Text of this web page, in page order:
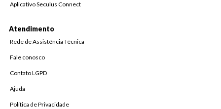
Aplicativo Seculus Connect
Atendimento
Rede de Assistência Técnica
Fale conosco
Contato LGPD
Ajuda
Política de Privacidade